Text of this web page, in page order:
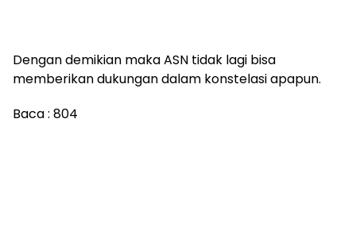
Dengan demikian maka ASN tidak lagi bisa
memberikan dukungan dalam konstelasi apapun.
Baca : 804